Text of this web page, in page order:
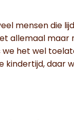
mensen die
allemaal maar
we het wel
kindertijd, daar